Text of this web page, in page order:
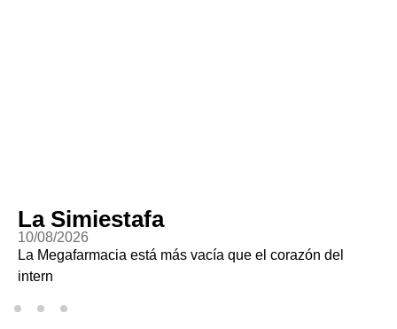
La Simiestafa
10/08/2026
La Megafarmacia está más vacía que el corazón del
intern